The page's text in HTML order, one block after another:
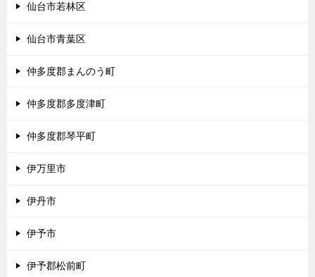
仙台市若林区
仙台市青葉区
仲多度郡まんのう町
仲多度郡多度津町
仲多度郡琴平町
伊万里市
伊丹市
伊予市
伊予郡松前町